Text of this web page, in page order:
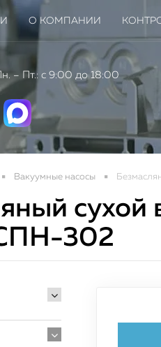
О КОМПАНИИ
Новое
– Пт.: с 9:00 до 18:00
Вакуумные насосы
сухой
302